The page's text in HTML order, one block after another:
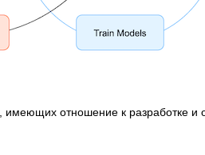
имеющих отношение к разработке